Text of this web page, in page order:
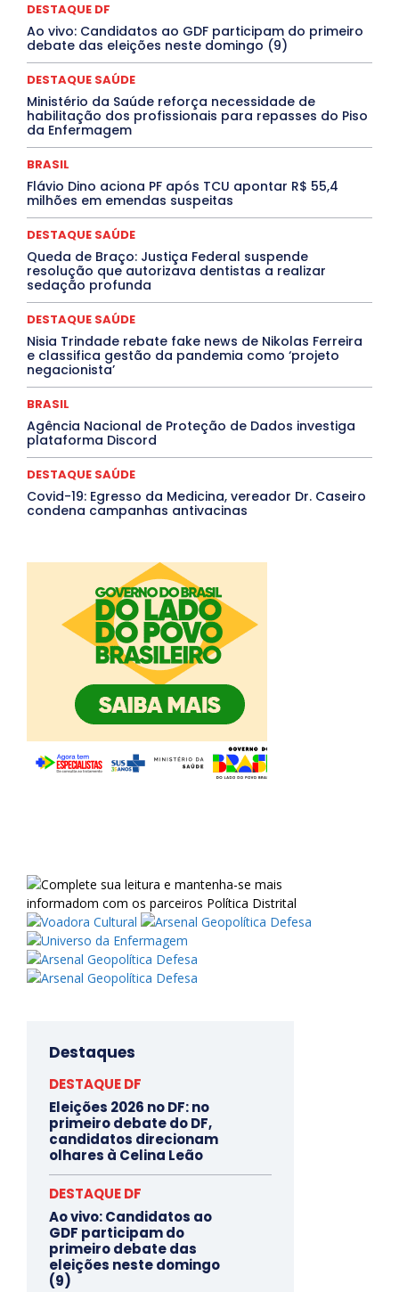
DESTAQUES OUTROS
ELEIÇÕES
EMPREGO E OPORTUNIDADES
ENTORNO
Especial
Espírito Santo ESPORTE
EVENTOS
EXPOSIÇÃO Featured
Febre Amarela
INTELIGÊNCIA ARTIFICIAL
INTERNACIONAL
Jogos Online
JUDICIÁRIO LITERATURA
Maranhão
Marburg
Mato Grosso
Mato Grosso do Sul
MEIO AMBIENTE
Minas Gerais MOBILIDADE
MPOX
MÚSICA
PROCESSO SELETIVO
PUBLIEDITORIAL
QUALIFICAÇÃO PROFISSIONAL
Santa Catarina
Saúde Agora
SEGURANÇA
Soltando o Verbo
TÁ FROID?
TEATRO TECNOLOGIA
Tocantins
DESTAQUE DF
Ao vivo: Candidatos ao GDF participam do primeiro
debate das eleições neste domingo (9)
DESTAQUE SAÚDE
Ministério da Saúde reforça necessidade de
habilitação dos profissionais para repasses do Piso
da Enfermagem
BRASIL
Flávio Dino aciona PF após TCU apontar R$ 55,4
milhões em emendas suspeitas
DESTAQUE SAÚDE
Queda de Braço: Justiça Federal suspende
resolução que autorizava dentistas a realizar
sedação profunda
DESTAQUE SAÚDE
Nisia Trindade rebate fake news de Nikolas Ferreira
e classifica gestão da pandemia como ‘projeto
negacionista’
BRASIL
Agência Nacional de Proteção de Dados investiga
plataforma Discord
DESTAQUE SAÚDE
Covid-19: Egresso da Medicina, vereador Dr. Caseiro
condena campanhas antivacinas
Destaques
DESTAQUE DF
Eleições 2026 no DF: no
primeiro debate do DF,
candidatos direcionam
olhares à Celina Leão
DESTAQUE DF
Ao vivo: Candidatos ao
GDF participam do
primeiro debate das
eleições neste domingo
(9)